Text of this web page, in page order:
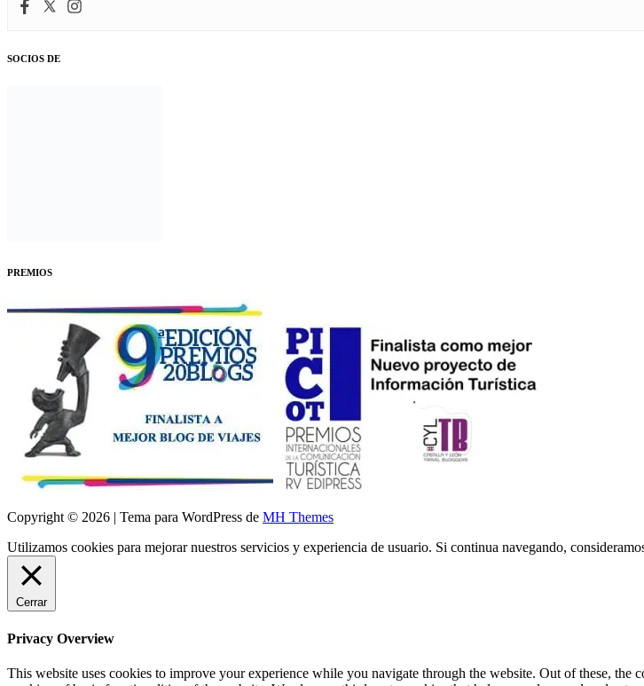
SOCIOS DE
PREMIOS
Copyright © 2026 | Tema para WordPress de MH Themes
Utilizamos cookies para mejorar nuestros servicios y experiencia de usuario. Si continua navegando,
Cerrar
Privacy Overview
This website uses cookies to improve your experience while you navigate through the website. Out of these, the